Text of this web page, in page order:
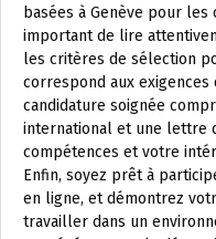
basées à Genève pour
important de lire
les critères de sélection
correspond aux
candidature soignée
international et une lettre
compétences et votre
Enfin, soyez prêt à
en ligne, et démontrez
travailler dans un